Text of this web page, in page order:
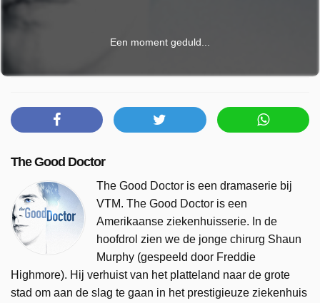
Een moment geduld...
The Good Doctor
The Good Doctor is een dramaserie bij
VTM. The Good Doctor is een
Amerikaanse ziekenhuisserie. In de
hoofdrol zien we de jonge chirurg Shaun
Murphy (gespeeld door Freddie
Highmore). Hij verhuist van het platteland naar de grote
stad om aan de slag te gaan in het prestigieuze ziekenhuis